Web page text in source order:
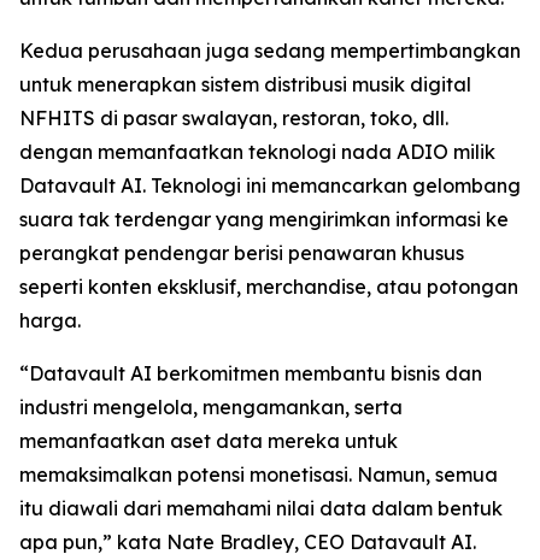
Kedua perusahaan juga sedang mempertimbangkan
untuk menerapkan sistem distribusi musik digital
NFHITS di pasar swalayan, restoran, toko, dll.
dengan memanfaatkan teknologi nada ADIO milik
Datavault AI. Teknologi ini memancarkan gelombang
suara tak terdengar yang mengirimkan informasi ke
perangkat pendengar berisi penawaran khusus
seperti konten eksklusif, merchandise, atau potongan
harga.
“Datavault AI berkomitmen membantu bisnis dan
industri mengelola, mengamankan, serta
memanfaatkan aset data mereka untuk
memaksimalkan potensi monetisasi. Namun, semua
itu diawali dari memahami nilai data dalam bentuk
apa pun,” kata Nate Bradley, CEO Datavault AI.